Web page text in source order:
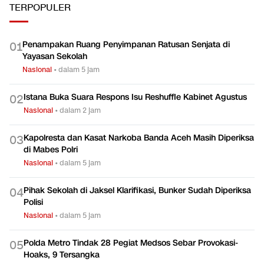
TERPOPULER
01Penampakan Ruang Penyimpanan Ratusan Senjata di
Yayasan Sekolah
Nasional •dalam 5 jam
02Istana Buka Suara Respons Isu Reshuffle Kabinet Agustus
Nasional •dalam 2 jam
03Kapolresta dan Kasat Narkoba Banda Aceh Masih Diperiksa
di Mabes Polri
Nasional •dalam 5 jam
04Pihak Sekolah di Jaksel Klarifikasi, Bunker Sudah Diperiksa
Polisi
Nasional •dalam 5 jam
05Polda Metro Tindak 28 Pegiat Medsos Sebar Provokasi-
Hoaks, 9 Tersangka